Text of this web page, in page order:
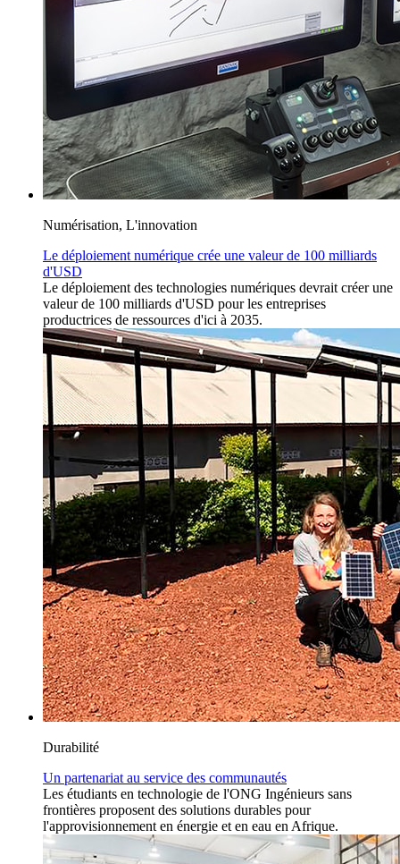
Numérisation, L'innovation
Le déploiement numérique crée une valeur de 100 milliards
d'USD
Le déploiement des technologies numériques devrait créer une
valeur de 100 milliards d'USD pour les entreprises
productrices de ressources d'ici à 2035.
Durabilité
Un partenariat au service des communautés
Les étudiants en technologie de l'ONG Ingénieurs sans
frontières proposent des solutions durables pour
l'approvisionnement en énergie et en eau en Afrique.